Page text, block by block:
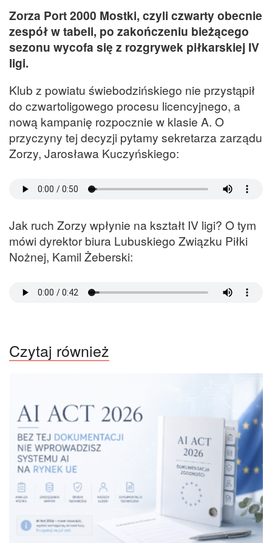
Zorza Port 2000 Mostki, czyli czwarty obecnie
zespół w tabeli, po zakończeniu bieżącego
sezonu wycofa się z rozgrywek piłkarskiej IV
ligi.
Klub z powiatu świebodzińskiego nie przystąpił
do czwartoligowego procesu licencyjnego, a
nową kampanię rozpocznie w klasie A. O
przyczyny tej decyzji pytamy sekretarza zarządu
Zorzy, Jarosława Kuczyńskiego:
Jak ruch Zorzy wpłynie na kształt IV ligi? O tym
mówi dyrektor biura Lubuskiego Związku Piłki
Nożnej, Kamil Żeberski:
Czytaj również